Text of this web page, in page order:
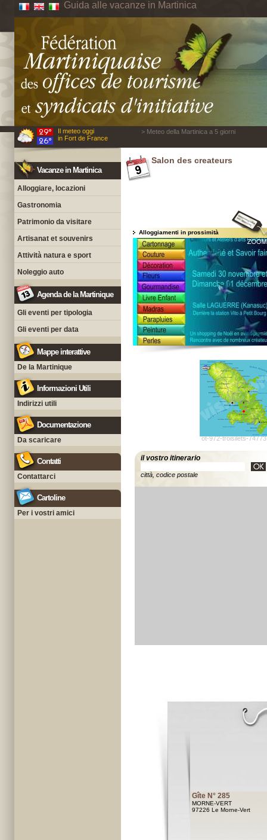
Guida alle vacanze in Martinica
Il meteo oggi
in Fort de France
> Meteo della Martinica a 5 giorni
Vacanze in Martinica
Alloggiare, locazioni
Gastronomia
Patrimonio da visitare
Artisanat et souvenirs
Attività natura e sport
Noleggio auto
Agenda de la Martinique
Gli eventi per tipologia
Gli eventi per data
Mappe interattive
De la Martinique
Informazioni Utili
Indirizzi utili
Documentazione
Da scaricare
Contatti
Contattarci
Cartoline
Per i vostri amici
Salon des createurs
Alloggiamenti in prossimità
ot-972-troisilets-
il vostro itinerario
città, codice postale
Gîte N° 285
MORNE-VERT
97226 Le Morne-Vert